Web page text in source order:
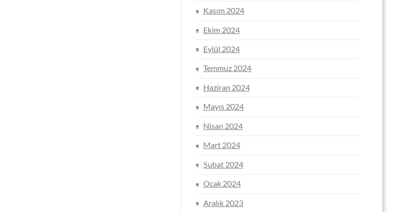
Kasım 2024
Ekim 2024
Eylül 2024
Temmuz 2024
Haziran 2024
Mayıs 2024
Nisan 2024
Mart 2024
Şubat 2024
Ocak 2024
Aralık 2023